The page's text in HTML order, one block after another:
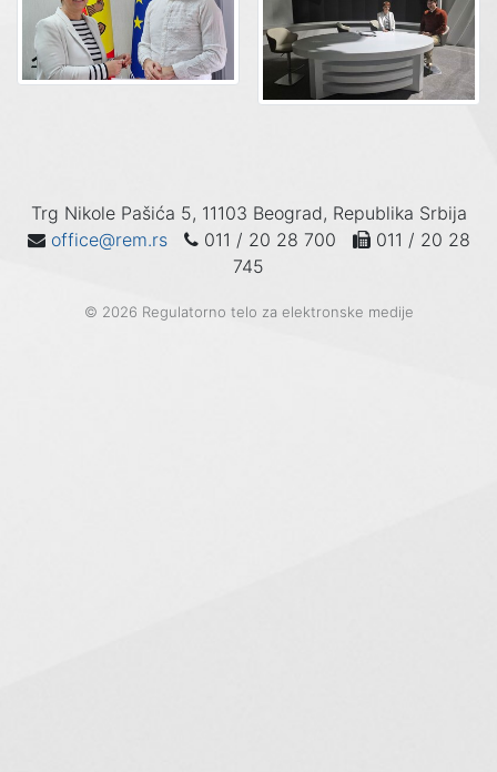
Trg Nikole Pašića 5, 11103 Beograd, Republika Srbija
office@rem.rs
011 / 20 28 700
011 / 20 28
745
© 2026 Regulatorno telo za elektronske medije